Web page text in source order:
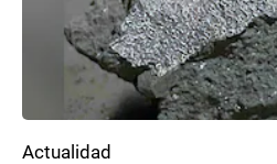
Actualidad